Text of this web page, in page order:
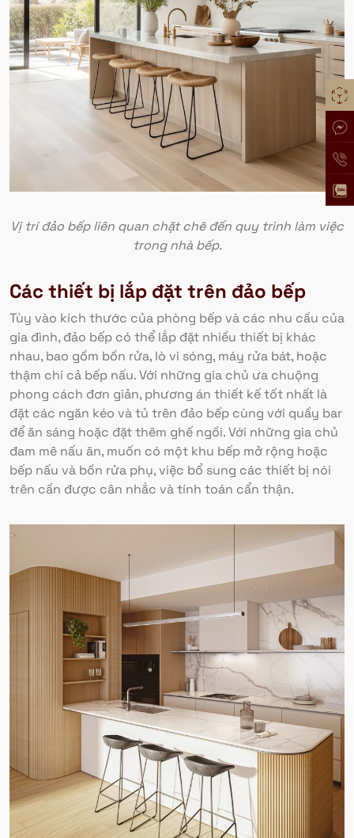
Vị trí đảo bếp liên quan chặt chẽ đến quy trình làm việc
trong nhà bếp.
Các thiết bị lắp đặt trên đảo bếp
Tùy vào kích thước của phòng bếp và các nhu cầu của
gia đình, đảo bếp có thể lắp đặt nhiều thiết bị khác
nhau, bao gồm bồn rửa, lò vi sóng, máy rửa bát, hoặc
thậm chí cả bếp nấu. Với những gia chủ ưa chuộng
phong cách đơn giản, phương án thiết kế tốt nhất là
đặt các ngăn kéo và tủ trên đảo bếp cùng với quầy bar
để ăn sáng hoặc đặt thêm ghế ngồi. Với những gia chủ
đam mê nấu ăn, muốn có một khu bếp mở rộng hoặc
bếp nấu và bồn rửa phụ, việc bổ sung các thiết bị nói
trên cần được cân nhắc và tính toán cẩn thận.